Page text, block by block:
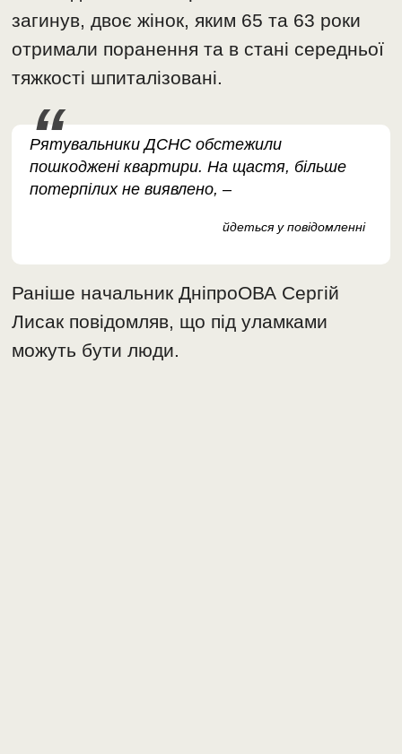
загинув, двоє жінок, яким 65 та 63 роки
отримали поранення та в стані середньої
тяжкості шпиталізовані.
Рятувальники ДСНС обстежили
пошкоджені квартири. На щастя, більше
потерпілих не виявлено, –
йдеться у повідомленні
Раніше начальник ДніпроОВА Сергій
Лисак повідомляв, що під уламками
можуть бути люди.